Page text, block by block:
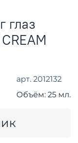
арт. 2012132
Объём: 25 мл.
глаз